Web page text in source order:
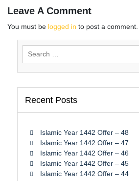
Leave A Comment
You must be logged in to post a comment.
Recent Posts
Islamic Year 1442 Offer – 48
Islamic Year 1442 Offer – 47
Islamic Year 1442 Offer – 46
Islamic Year 1442 Offer – 45
Islamic Year 1442 Offer – 44